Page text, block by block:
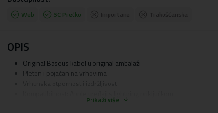
Web SC Prečko
OPIS
Original Baseus kabel u original ambalaži
Pleten i pojačan na vrhovima
Prikaži više